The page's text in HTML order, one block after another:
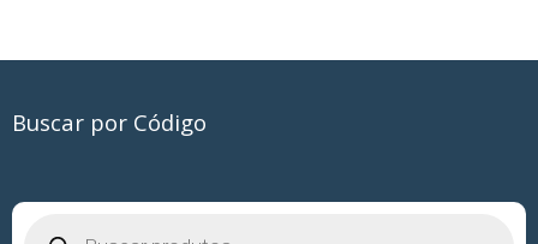
Buscar por Código
produtos